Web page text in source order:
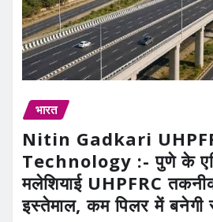
भारत
Nitin Gadkari
Technology :- पुणे के
मलेशियाई UHPFRC
इस्तेमाल, कम पिलर में